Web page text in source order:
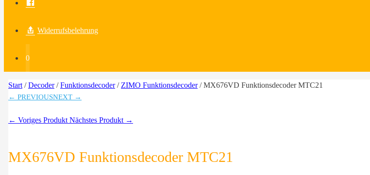
Widerrufsbelehrung
0
Start /Decoder/Funktionsdecoder/ ZIMO Funktionsdecoder/ MX676VD Funktionsdecoder MTC21
← PREVIOUSNEXT →
← Voriges Produkt Nächstes Produkt →
MX676VD Funktionsdecoder MTC21